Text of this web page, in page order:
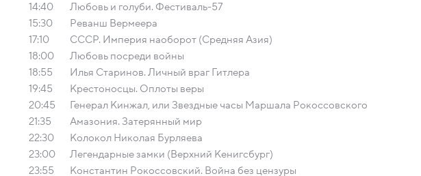
14:40
Любовь и голуби. Фестиваль-57
15:30
Реванш Вермеера
17:10
СССР. Империя наоборот (Средняя Азия)
18:00
Любовь посреди войны
18:55
Илья Старинов. Личный враг Гитлера
19:45
Крестоносцы. Оплоты веры
20:45
Генерал Кинжал, или Звездные часы Маршала Рокоссовского
21:35
Амазония. Затерянный мир
22:30
Колокол Николая Бурляева
23:00
Легендарные замки (Верхний Кенигсбург)
23:55
Константин Рокоссовский. Война без цензуры